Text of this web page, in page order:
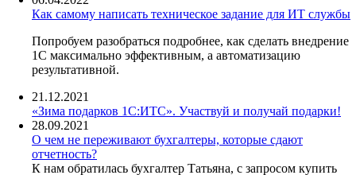
Как самому написать техническое задание для ИТ службы
Попробуем разобраться подробнее, как сделать внедрение
1С максимально эффективным, а автоматизацию
результативной.
21.12.2021
«Зима подарков 1С:ИТС». Участвуй и получай подарки!
28.09.2021
О чем не переживают бухгалтеры, которые сдают
отчетность?
К нам обратилась бухгалтер Татьяна, с запросом купить